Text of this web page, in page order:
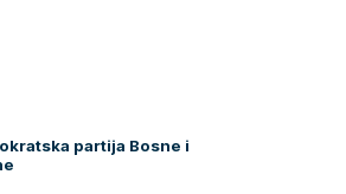
partija Bosne i